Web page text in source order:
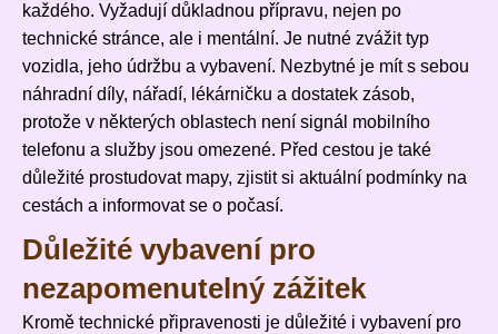
každého. Vyžadují důkladnou přípravu, nejen po
technické stránce, ale i mentální. Je nutné zvážit typ
vozidla, jeho údržbu a vybavení. Nezbytné je mít s sebou
náhradní díly, nářadí, lékárničku a dostatek zásob,
protože v některých oblastech není signál mobilního
telefonu a služby jsou omezené. Před cestou je také
důležité prostudovat mapy, zjistit si aktuální podmínky na
cestách a informovat se o počasí.
Důležité vybavení pro
nezapomenutelný zážitek
Kromě technické připravenosti je důležité i vybavení pro